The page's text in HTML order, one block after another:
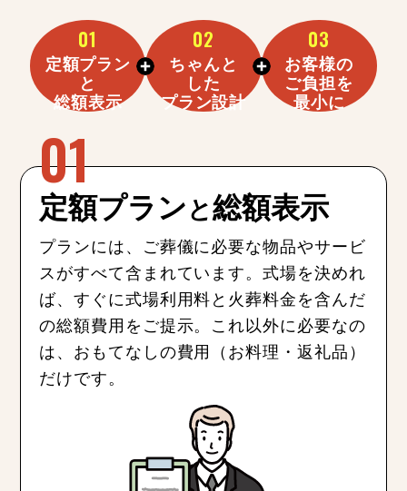
01
定額プラン
と
総額表示
02
ちゃんと
した
プラン設計
03
お客様の
ご負担を
最小に
定額プランと総額表示
プランには、ご葬儀に必要な物品やサービ
スがすべて含まれています。式場を決めれ
ば、すぐに式場利用料と火葬料金を含んだ
の総額費用をご提示。これ以外に必要なの
は、おもてなしの費用（お料理・返礼品）
だけです。